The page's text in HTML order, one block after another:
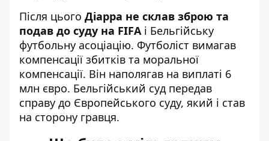
Після цього Діарра не склав зброю та
подав до суду на FIFAі Бельгійську
футбольну асоціацію. Футболіст вимагав
компенсації збитків та моральної
компенсації. Він наполягав на виплаті 6
млн євро. Бельгійський суд передав
справу до Європейського суду, який і став
на сторону гравця.